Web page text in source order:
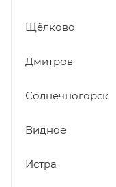
Щёлково
Дмитров
Солнечногорск
Видное
Истра